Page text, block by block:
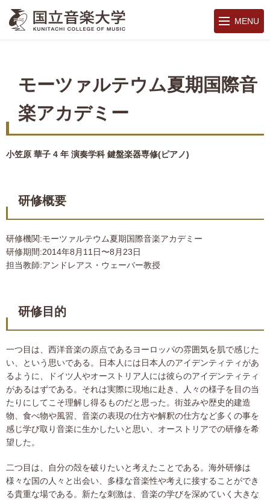
MENU
モーツァルテウム夏期国際音
楽アカデミー
小笠原 華子 4 年 演奏学科 鍵盤楽器専修(ピアノ)
研修概要
研修機関:モーツァルテウム夏期国際音楽アカデミー
研修期間:2014年8月11日〜8月23日
担当教師:アンドレアス・ウェーバー教授
研修目的
一つ目は、西洋音楽の原点であるヨーロッパの雰囲気を肌で感じた
い、という思いである。日本人には日本人のアイデンティティがあ
るように、ドイツ人やオーストリア人には彼らのアイデンティティ
があるはずである。それは実際に現地に赴き、人々の様子を目の当
たりにしてこそ理解し得るものだと思った。街並みや歴史的建造
物、食べ物や風習、音楽の表現の仕方や解釈の仕方など多くの事を
感じ学び取り音楽に生かしたいと思い、オーストリアでの研修を希
望した。
二つ目は、自分の殻を破りたいと考えたことである。海外研修は
様々な国の人々と出会い、多様な音楽性や考えに接することができ
る貴重な場である。新たな刺激は、音楽の学びを深めていく大きな